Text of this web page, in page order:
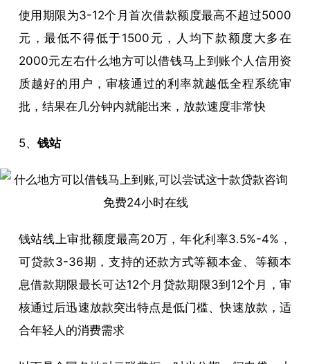
使用期限为3-12个月首次借款额度最高不超过5000
元，最低不得低于1500元，人均下款额度大多在
2000元左右什么地方可以借钱马上到账个人信用资
质越好的用户，审核通过的利率就越低全程系统审
批，结果在几分钟内就能出来，放款速度非常快
5、 钱站
钱站线上审批额度最高20万，年化利率3.5%-4%，
可贷款3-36期，支持的还款方式等额本金、等额本
息借款期限最长可达12个月贷款期限3到12个月，审
核通过后迅速放款突出特点是低门槛、快速放款，适
合年轻人的消费需求